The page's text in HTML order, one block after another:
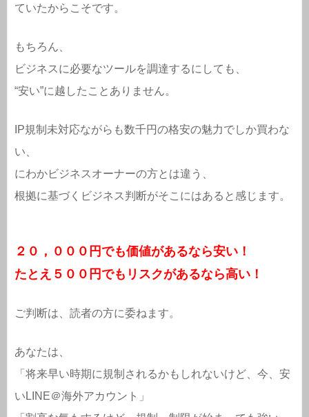
ていたからこそです。
もちろん、
ビジネスに必要なツールを調達するにしても、
“安い”に越したことありません。
IP規制未対応ながらも数千円の格安の魅力でしか買わな
い、
にわかビジネスオーナーの方とは違う、
根拠に基づくビジネス判断がそこにはあると感じます。
２０，０００円でも価値があるなら安い！
たとえ５００円でもリスクがあるなら高い！
ご判断は、読者の方に委ねます。
あなたは、
「将来早い時期に規制されるかもしれないけど、今、安
いLINE＠海外アカウント」